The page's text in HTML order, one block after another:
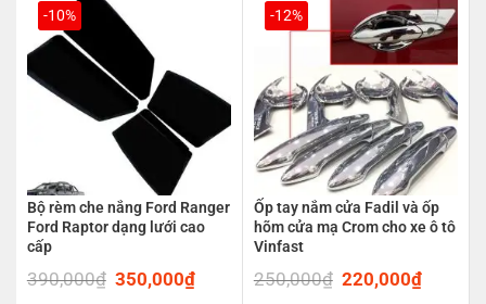
390,000₫.
350,000₫.
600,000₫.
-10%
Bộ rèm che nắng Ford Ranger
Ford Raptor dạng lưới cao
cấp
390,000₫ Original
350,000₫Current
-12%
Ốp tay nắm cửa Fadil và ốp
hõm cửa mạ Crom cho xe ô tô
Vinfast
250,000₫ Original
220,000₫Current